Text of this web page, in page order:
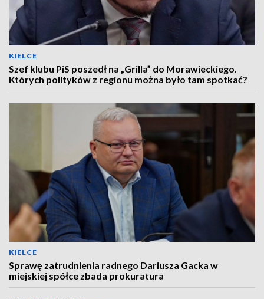
KIELCE
Szef klubu PiS poszedł na „Grilla” do Morawieckiego.
Których polityków z regionu można było tam spotkać?
KIELCE
Sprawę zatrudnienia radnego Dariusza Gacka w
miejskiej spółce zbada prokuratura